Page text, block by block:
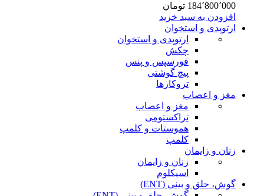
184٬800٬000 تومان
افزودن به سبد خرید
ارتوپدی و استخوان
ارتوپدی و استخوان
چکش
فورسپس و پنس
پیچ گوشتی
تروکارها
مغز و اعصاب
مغز و اعصاب
تراکستومی
هموستات و کلمپ
کلمپ
زنان و زایمان
زنان و زایمان
اسپکلوم
گوش، حلق و بینی (ENT)